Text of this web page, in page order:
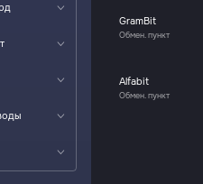
GramBit
Обмен. пункт
Alfabit
Обмен. пункт